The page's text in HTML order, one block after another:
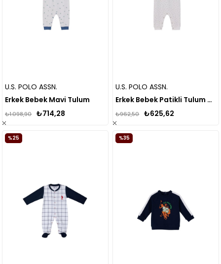
U.S. POLO ASSN.
Erkek Bebek Mavi Tulum
₺714,28
₺1.098,90
U.S. POLO ASSN.
Erkek Bebek Patikli Tulum Krem USB2025
₺625,62
₺962,50
%25 %35